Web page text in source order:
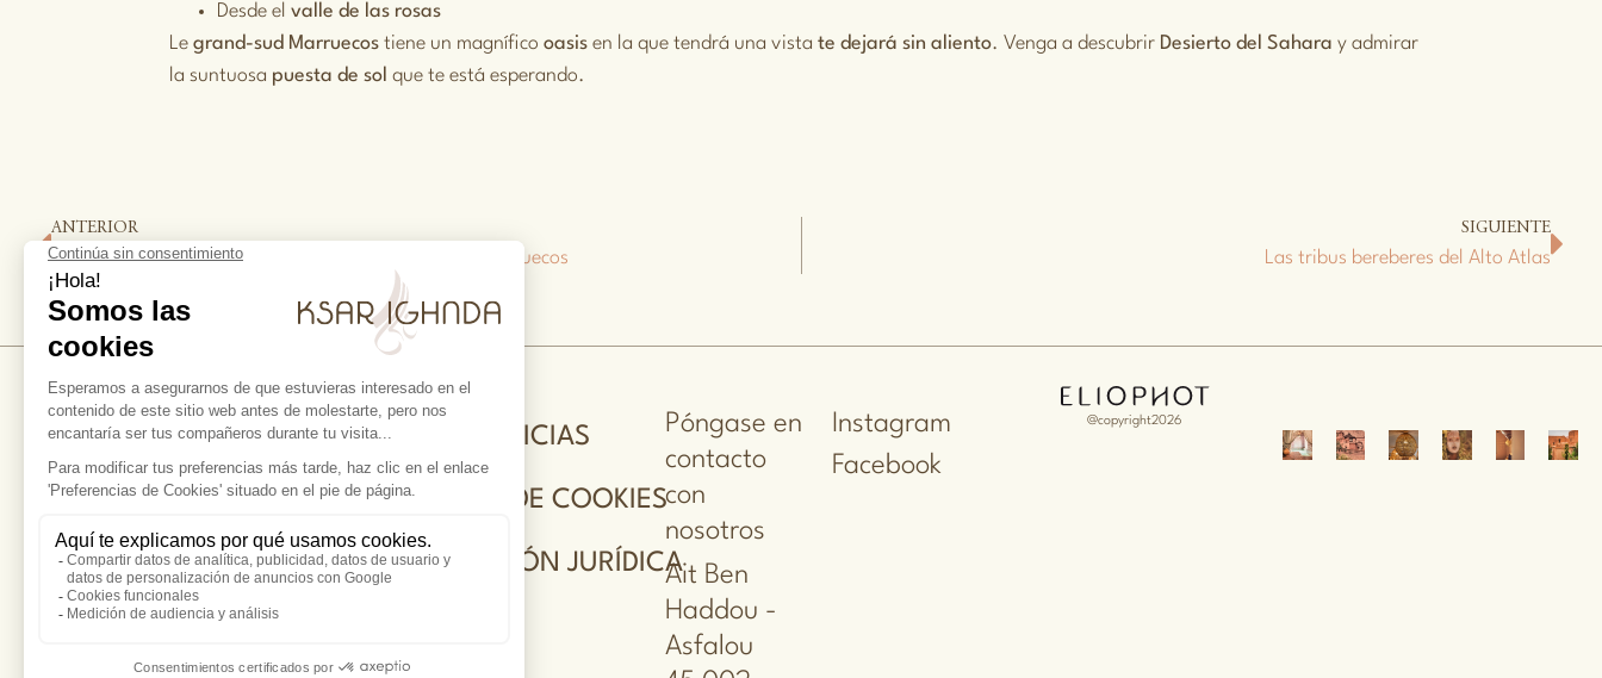
Desde elvalle de las rosas
Legrand-sud Marruecos tiene un magníficooasis en la que tendrá una vistate dejará sin aliento. Venga a descubrir Desierto del Sahara y admirar
la suntuosa puesta de sol que te está esperando.
ANTERIOR
Todo lo que debe saber sobre la cultura bereber en Marruecos
SIGUIENTE
Las tribus bereberes del Alto Atlas
KSAR
IGHNDA
NOTICIAS
GESTIÓN DE COOKIES
INFORMACIÓN JURÍDICA
Póngase en
contacto
con
nosotros
Ait Ben
Haddou -
Asfalou
Instagram
Facebook
@copyright2026